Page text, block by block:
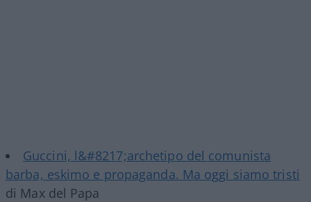
Guccini, l&#8217;archetipo del comunista
barba, eskimo e propaganda. Ma oggi siamo tristi
di Max del Papa